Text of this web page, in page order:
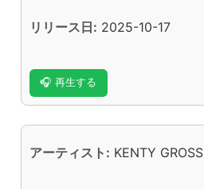
リリース日: 2025-10-17
🎧 再生する
アーティスト: KENTY GROSS